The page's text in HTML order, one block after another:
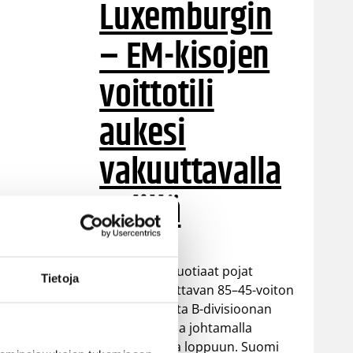
Tietoja
Luxemburgin
– EM-kisojen
voittotili
aukesi
vakuuttavalla
pelillä
Suomen 16-vuotiaat pojat
ottivat vakuuttavan 85–45-voiton
Luxemburgista B-divisioonan
EM-kilpailuissa johtamalla
ottelua alusta loppuun. Suomi